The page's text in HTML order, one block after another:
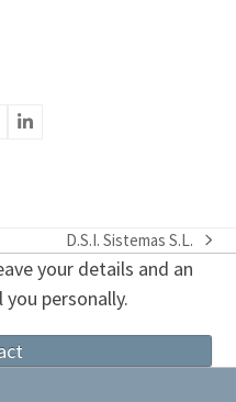
next
post:
D.S.I. Sistemas S.L.
your details and an
personally.